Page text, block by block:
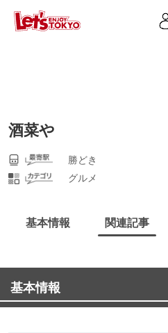
酒菜や
勝どき
グルメ
基本情報 関連記事
基本情報